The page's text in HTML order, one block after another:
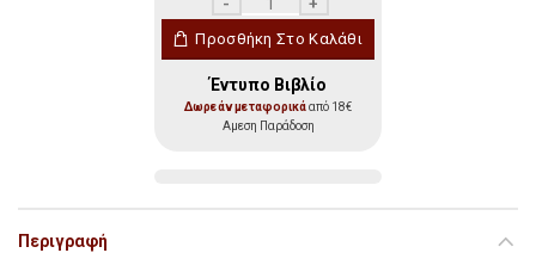
Προσθήκη Στο Καλάθι
Έντυπο Βιβλίο
Δωρεάν μεταφορικάαπό 18€
Αμεση Παράδοση
Περιγραφή